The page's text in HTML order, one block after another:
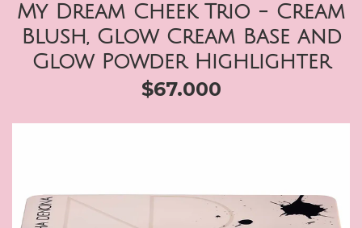
My Dream Cheek Trio - Cream
Blush, Glow Cream Base and
Glow Powder Highlighter
$67.000